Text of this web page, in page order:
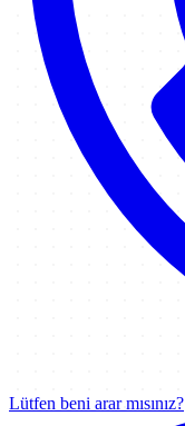
Lütfen beni arar mısınız?